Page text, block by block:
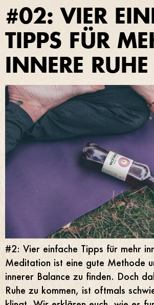
#02: VIER
TIPPS FÜR
INNERE RUHE
#2: Vier einfache Tipps für mehr
Meditation ist eine gute Methode
innerer Balance zu finden. Doch
Ruhe zu kommen, ist oftmals